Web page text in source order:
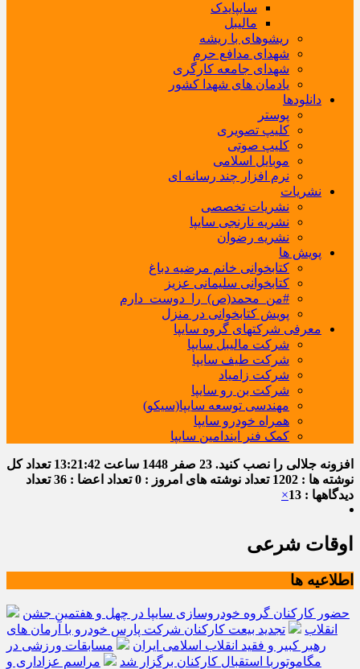
سایپایدک
مالیبل
ریشوهای با ریشه
شهدای مدافع حرم
شهدای جامعه کارگری
یادمان های شهدا کشور
دانلودها
پوستر
کلیپ تصویری
کلیپ صوتی
موبایل اسلامی
نرم افزار چند رسانه ای
نشریات
نشریات تخصصی
نشریه نارنجی سایپا
نشریه رضوان
پویش ها
کتابخوانی خانم مرضیه دباغ
کتابخوانی سلیمانی عزیز
#من_محمد(ص)_را_دوست_دارم
پویش کتابخوانی در منزل
معرفی شرکتهای گروه سایپا
شرکت مالیبل سایپا
شرکت طیف سایپا
شرکت زامیاد
شرکت بن رو سایپا
مهندسی توسعه سایپا(سیکو)
همراه خودرو سایپا
کمک فنر ایندامین سایپا
افزونه جلالی را نصب کنید. 23 صفر 1448 ساعت 13:21:43 تعداد کل
نوشته ها : 1202
تعداد نوشته های امروز : 0 تعداد اعضا : 36
تعداد
دیدگاهها : 13
×
اوقات شرعی
اطلاعیه ها
حضور کارکنان گروه خودروسازی سایپا در چهل و هفتمین جشن
انقلاب
تجدید بیعت کارکنان شرکت پارس خودرو با آرمان های
رهبر کبیر و فقید انقلاب اسلامی ایران
مسابقات ورزشی در
مگاموتوربا استقبال کارکنان برگزار شد
مراسم عزاداری و